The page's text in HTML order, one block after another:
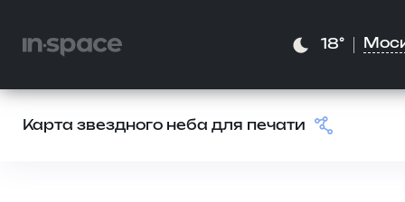
18°
Карта звездного неба для печати